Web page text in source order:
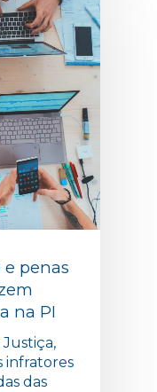
e penas
na PI
Justiça,
infratores
das